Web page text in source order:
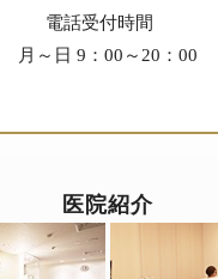
電話受付時間
月～日 9：00～20：00
医院紹介